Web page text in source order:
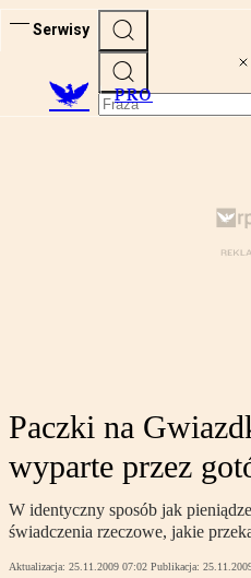
Serwisy
PRO
Paczki na
wyparte przez
W identyczny sposób jak
świadczenia rzeczowe, jakie
Aktualizacja: 25.11.2009 07:02 Publikacja: